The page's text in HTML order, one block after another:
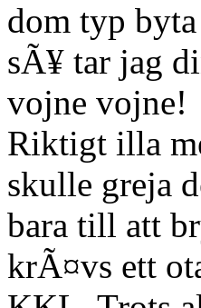
dom typ
sÃ¥ tar jag
vojne vojne!
Riktigt illa
skulle greja
bara till att
krÃ¤vs ett